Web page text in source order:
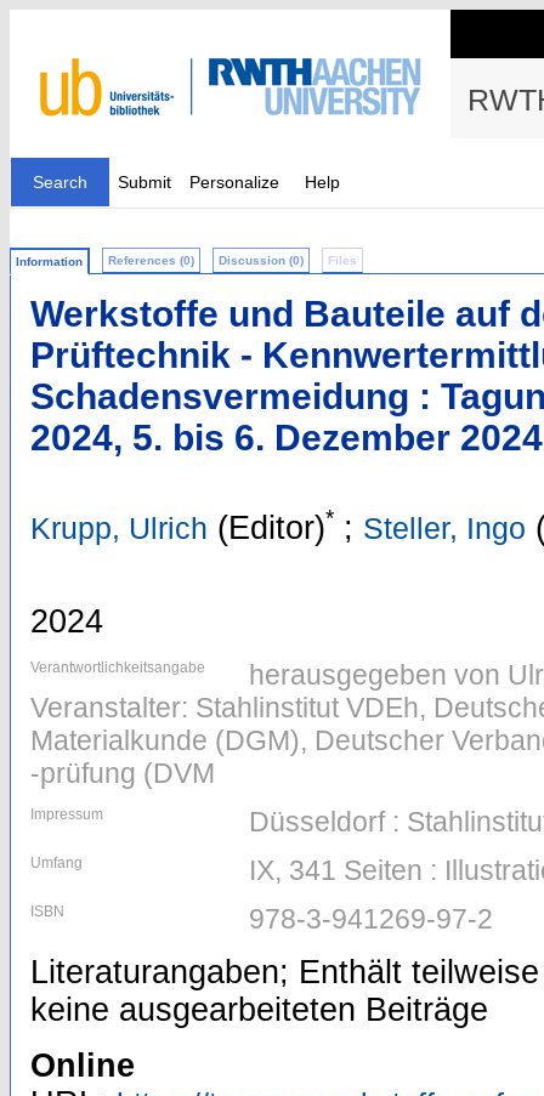
Search Submit Personalize Help
Information References (0) Discussion (0) Files
Werkstoffe und Bauteile auf
Prüftechnik -
Schadensvermeidung :
2024, 5. bis 6. Dezember
Krupp, Ulrich (Editor)* ; Steller, Ingo
2024
Verantwortlichkeitsangabe
herausgegeben von
Veranstalter: Stahlinstitut VDEh,
Materialkunde (DGM), Deutscher
-prüfung (DVM
Impressum Düsseldorf :
Umfang IX, 341 Seiten :
ISBN 978-3-941269-97-2
Literaturangaben; Enthält
keine ausgearbeiteten Beiträge
Online